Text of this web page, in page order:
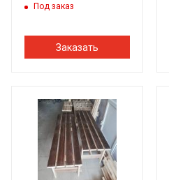
Под заказ
Заказать